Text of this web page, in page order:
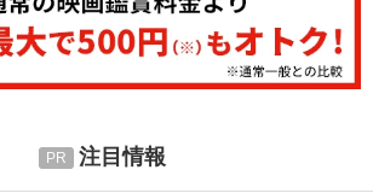
注目情報